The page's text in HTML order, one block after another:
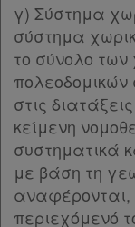
Χρήσιμα
γ) Σύστημα
σύστημα
το σύνολο
στις
κείμενη
συστηματικά
με βάση τη
αναφέρονται,
περιεχόμενό